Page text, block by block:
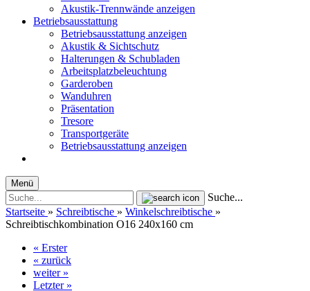
Akustik-Trennwände anzeigen
Betriebsausstattung
Betriebsausstattung anzeigen
Akustik & Sichtschutz
Halterungen & Schubladen
Arbeitsplatzbeleuchtung
Garderoben
Wanduhren
Präsentation
Tresore
Transportgeräte
Betriebsausstattung anzeigen
Menü
Suche...
Startseite » Schreibtische » Winkelschreibtische »
Schreibtischkombination O16 240x160 cm
« Erster
« zurück
weiter »
Letzter »